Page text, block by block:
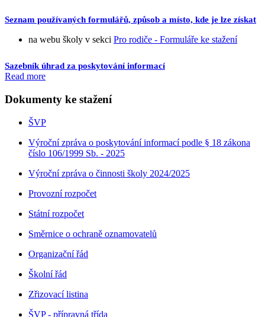
Seznam používaných formulářů, způsob a místo, kde je lze získat
na webu školy v sekci Pro rodiče - Formuláře ke stažení
Sazebník úhrad za poskytování informací
Read more
Dokumenty ke stažení
ŠVP
Výroční zpráva o poskytování informací podle § 18 zákona
číslo 106/1999 Sb. - 2025
Výroční zpráva o činnosti školy 2024/2025
Provozní rozpočet
Státní rozpočet
Směrnice o ochraně oznamovatelů
Organizační řád
Školní řád
Zřizovací listina
ŠVP - přípravná třída